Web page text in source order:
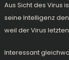
Aus Sicht des Virus
seine Intelligenz
weil der Virus
Interessant